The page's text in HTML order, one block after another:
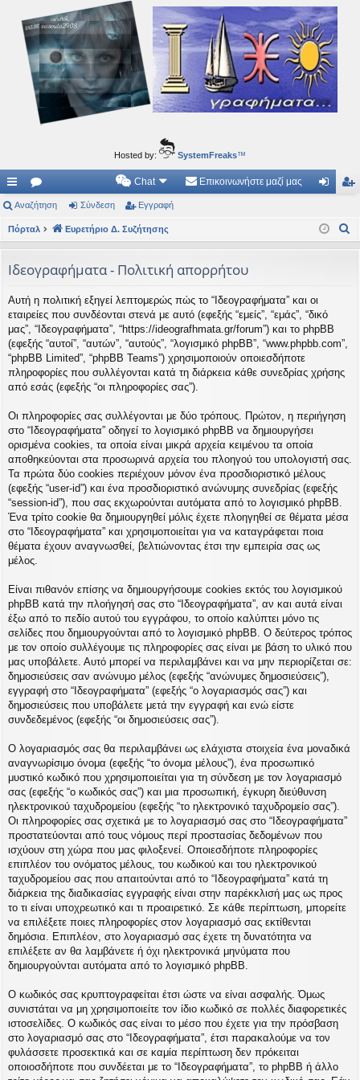
Ιδεογραφήματα
Αυτός ο τόπος φιλοδοξεί να ανοίγει μονοπάτια για τα συναρπαστικά και όμορφα ταξίδια του
Hosted by: SystemFreaks™
ρή
γο
ς
συ
νδ
έσ
εις
.
Συ
τή
σε
ις
Chat Επικοινωνήστε μαζί μας
δε ρα
Αναζήτηση Σύνδεση Εγγραφή
Πόρταλ Ευρετήριο Δ. Συζήτησης
Ιδεογραφήματα - Πολιτική απορρήτου
Αυτή η πολιτική εξηγεί λεπτομερώς πώς το “Ιδεογραφήματα” και οι
εταιρείες που συνδέονται στενά με αυτό (εφεξής “εμείς”, “εμάς”, “δικό
μας”, “Ιδεογραφήματα”, “https://ideografhmata.gr/forum”) και το phpBB
(εφεξής “αυτοί”, “αυτών”, “αυτούς”, “λογισμικό phpBB”, “www.phpbb.com”,
“phpBB Limited”, “phpBB Teams”) χρησιμοποιούν οποιεσδήποτε
πληροφορίες που συλλέγονται κατά τη διάρκεια κάθε συνεδρίας χρήσης
από εσάς (εφεξής “οι πληροφορίες σας”).
Οι πληροφορίες σας συλλέγονται με δύο τρόπους. Πρώτον, η περιήγηση
στο “Ιδεογραφήματα” οδηγεί το λογισμικό phpBB να δημιουργήσει
ορισμένα cookies, τα οποία είναι μικρά αρχεία κειμένου τα οποία
αποθηκεύονται στα προσωρινά αρχεία του πλοηγού του υπολογιστή σας.
Τα πρώτα δύο cookies περιέχουν μόνον ένα προσδιοριστικό μέλους
(εφεξής “user-id”) και ένα προσδιοριστικό ανώνυμης συνεδρίας (εφεξής
“session-id”), που σας εκχωρούνται αυτόματα από το λογισμικό phpBB.
Ένα τρίτο cookie θα δημιουργηθεί μόλις έχετε πλοηγηθεί σε θέματα μέσα
στο “Ιδεογραφήματα” και χρησιμοποιείται για να καταγράφεται ποια
θέματα έχουν αναγνωσθεί, βελτιώνοντας έτσι την εμπειρία σας ως
μέλος.
Είναι πιθανόν επίσης να δημιουργήσουμε cookies εκτός του λογισμικού
phpBB κατά την πλοήγησή σας στο “Ιδεογραφήματα”, αν και αυτά είναι
έξω από το πεδίο αυτού του εγγράφου, το οποίο καλύπτει μόνο τις
σελίδες που δημιουργούνται από το λογισμικό phpBB. Ο δεύτερος τρόπος
με τον οποίο συλλέγουμε τις πληροφορίες σας είναι με βάση το υλικό που
μας υποβάλετε. Αυτό μπορεί να περιλαμβάνει και να μην περιορίζεται σε:
δημοσιεύσεις σαν ανώνυμο μέλος (εφεξής “ανώνυμες δημοσιεύσεις”),
εγγραφή στο “Ιδεογραφήματα” (εφεξής “ο λογαριασμός σας”) και
δημοσιεύσεις που υποβάλετε μετά την εγγραφή και ενώ είστε
συνδεδεμένος (εφεξής “οι δημοσιεύσεις σας”).
Ο λογαριασμός σας θα περιλαμβάνει ως ελάχιστα στοιχεία ένα μοναδικά
αναγνωρίσιμο όνομα (εφεξής “το όνομα μέλους”), ένα προσωπικό
μυστικό κωδικό που χρησιμοποιείται για τη σύνδεση με τον λογαριασμό
σας (εφεξής “ο κωδικός σας”) και μια προσωπική, έγκυρη διεύθυνση
ηλεκτρονικού ταχυδρομείου (εφεξής “το ηλεκτρονικό ταχυδρομείο σας”).
Οι πληροφορίες σας σχετικά με το λογαριασμό σας στο “Ιδεογραφήματα”
προστατεύονται από τους νόμους περί προστασίας δεδομένων που
ισχύουν στη χώρα που μας φιλοξενεί. Οποιεσδήποτε πληροφορίες
επιπλέον του ονόματος μέλους, του κωδικού και του ηλεκτρονικού
ταχυδρομείου σας που απαιτούνται από το “Ιδεογραφήματα” κατά τη
διάρκεια της διαδικασίας εγγραφής είναι στην παρέκκλισή μας ως προς
το τι είναι υποχρεωτικό και τι προαιρετικό. Σε κάθε περίπτωση, μπορείτε
να επιλέξετε ποιες πληροφορίες στον λογαριασμό σας εκτίθενται
δημόσια. Επιπλέον, στο λογαριασμό σας έχετε τη δυνατότητα να
επιλέξετε αν θα λαμβάνετε ή όχι ηλεκτρονικά μηνύματα που
δημιουργούνται αυτόματα από το λογισμικό phpBB.
Ο κωδικός σας κρυπτογραφείται έτσι ώστε να είναι ασφαλής. Όμως
συνιστάται να μη χρησιμοποιείτε τον ίδιο κωδικό σε πολλές διαφορετικές
ιστοσελίδες. Ο κωδικός σας είναι το μέσο που έχετε για την πρόσβαση
στο λογαριασμό σας στο “Ιδεογραφήματα”, έτσι παρακαλούμε να τον
φυλάσσετε προσεκτικά και σε καμία περίπτωση δεν πρόκειται
οποιοσδήποτε που συνδέεται με το “Ιδεογραφήματα”, το phpBB ή άλλο